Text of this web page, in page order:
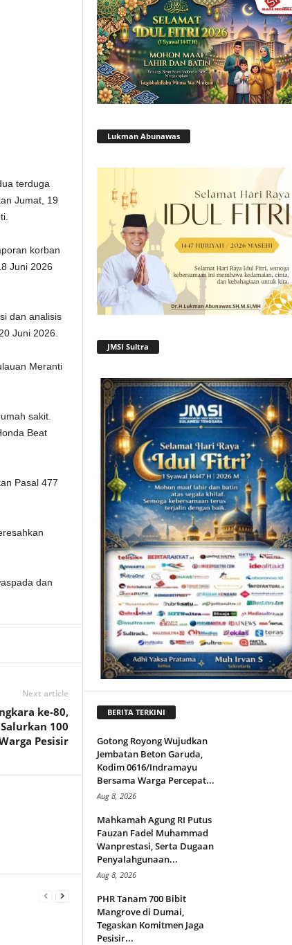
terduga
Jumat, 19
korban
Juni 2026
dan analisis
Juni 2026.
Meranti
sakit.
Beat
Pasal 477
dan
Next article
ke-80,
100
Pesisir
Lukman Abunawas
JMSI Sultra
BERITA TERKINI
Gotong Royong Wujudkan
Jembatan Beton Garuda,
Kodim 0616/Indramayu
Bersama Warga Percepat...
Aug 8, 2026
Mahkamah Agung RI Putus
Fauzan Fadel Muhammad
Wanprestasi, Serta Dugaan
Penyalahgunaan...
Aug 8, 2026
PHR Tanam 700 Bibit
Mangrove di Dumai,
Tegaskan Komitmen Jaga
Pesisir...